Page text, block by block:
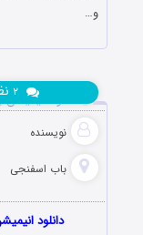
و…
دانلود
نویسنده
باب اسفنجی
۲
دانلود